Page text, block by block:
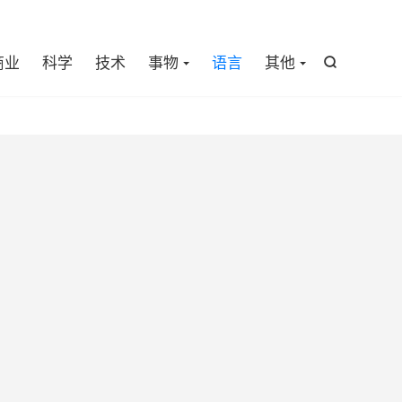

业 科学 技术 事物 语言 其他